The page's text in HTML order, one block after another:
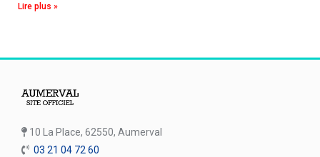
Lire plus »
10 La Place, 62550, Aumerval
03 21 04 72 60